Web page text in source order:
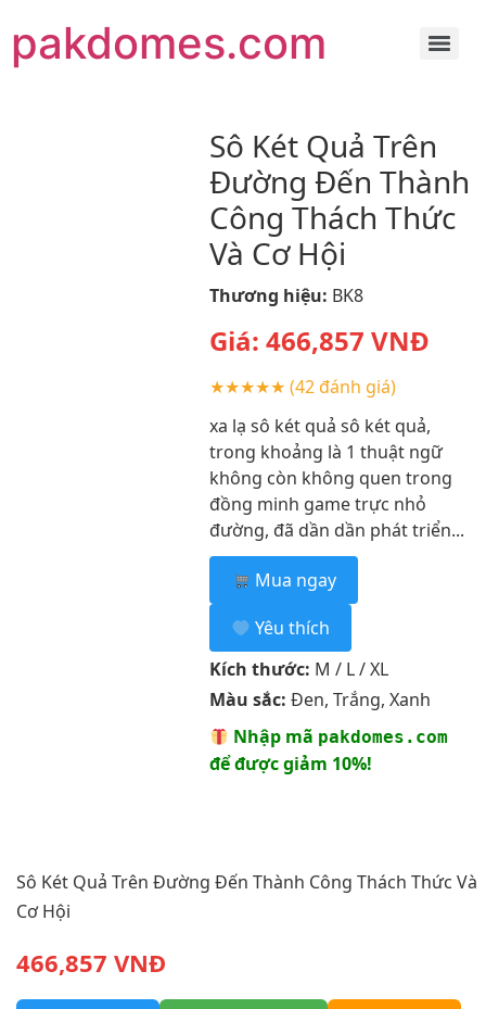
pakdomes.com
Sô Két Quả Trên
Đường Đến Thành
Công Thách Thức
Và Cơ Hội
Thương hiệu: BK8
Giá: 466,857 VNĐ
★★★★★ (42 đánh giá)
xa lạ sô két quả sô két quả,
trong khoảng là 1 thuật ngữ
không còn không quen trong
đồng minh game trực nhỏ
đường, đã dần dần phát triển...
Mua ngay
Yêu thích
Kích thước: M / L / XL
Màu sắc: Đen, Trắng, Xanh
Nhập mã pakdomes.com
để được giảm 10%!
Sô Két Quả Trên Đường Đến Thành Công Thách Thức Và
Cơ Hội
466,857 VNĐ